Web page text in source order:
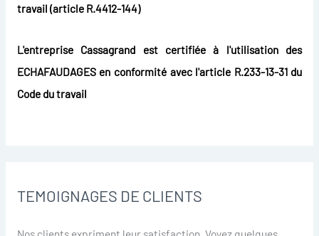
travail (article R.4412-144)
L'entreprise Cassagrand est certifiée à l'utilisation des
ECHAFAUDAGES en conformité avec l'article R.233-13-31 du
Code du travail
TEMOIGNAGES DE CLIENTS